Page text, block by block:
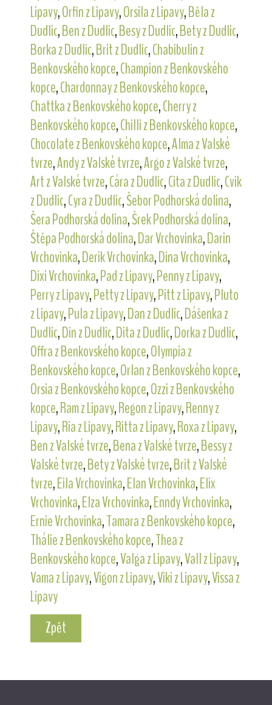
Lipavy,Orfin z Lipavy,Orsila z Lipavy,Běla z
Dudlic,Ben z Dudlic,Besy z Dudlic,Bety z Dudlic,
Borka z Dudlic,Brit z Dudlic,Chabibulin z
Benkovského kopce,Champion z Benkovského
kopce,Chardonnay z Benkovského kopce,
Chattka z Benkovského kopce,Cherry z
Benkovského kopce,Chilli z Benkovského kopce,
Chocolate z Benkovského kopce,Alma z Valské
tvrze,Andy z Valské tvrze,Argo z Valské tvrze,
Art z Valské tvrze,Cára z Dudlic,Cita z Dudlic,Cvik
z Dudlic,Cyra z Dudlic,Šebor Podhorská dolina,
Šera Podhorská dolina,Šrek Podhorská dolina,
Štěpa Podhorská dolina,Dar Vrchovinka,Darin
Vrchovinka,Derik Vrchovinka,Dina Vrchovinka,
Dixi Vrchovinka,Pad z Lipavy,Penny z Lipavy,
Perry z Lipavy,Petty z Lipavy,Pitt z Lipavy,Pluto
z Lipavy,Pula z Lipavy,Dan z Dudlic,Dášenka z
Dudlic,Din z Dudlic,Dita z Dudlic,Dorka z Dudlic,
Offra z Benkovského kopce,Olympia z
Benkovského kopce,Orlan z Benkovského kopce,
Orsia z Benkovského kopce,Ozzi z Benkovského
kopce,Ram z Lipavy,Regon z Lipavy,Renny z
Lipavy,Ria z Lipavy,Ritta z Lipavy,Roxa z Lipavy,
Ben z Valské tvrze,Bena z Valské tvrze,Bessy z
Valské tvrze,Bety z Valské tvrze,Brit z Valské
tvrze,Eila Vrchovinka,Elan Vrchovinka,Elix
Vrchovinka,Elza Vrchovinka,Enndy Vrchovinka,
Ernie Vrchovinka,Tamara z Benkovského kopce,
Thálie z Benkovského kopce,Thea z
Benkovského kopce,Valga z Lipavy,Vall z Lipavy,
Vama z Lipavy,Vigon z Lipavy,Viki z Lipavy,Vissa z
Lipavy
Zpět